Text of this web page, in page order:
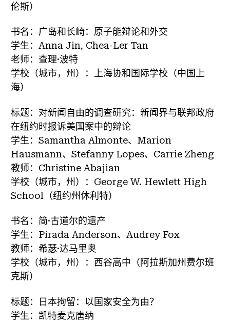
伦斯）
书名：广岛和长崎：原子能辩论和外交
学生：Anna Jin, Chea-Ler Tan
老师：查理·波特
学校（城市，州）：上海协和国际学校（中国上
海）
标题：对新闻自由的调查研究：新闻界与联邦政府
在纽约时报诉美国案中的辩论
学生：Samantha Almonte、Marion
Hausmann、Stefanny Lopes、Carrie Zheng
教师：Christine Abajian
学校（城市，州）：George W. Hewlett High
School（纽约州休利特）
书名：简·古道尔的遗产
学生：Pirada Anderson、Audrey Fox
教师：希瑟·达马里奥
学校（城市，州）：西谷高中（阿拉斯加州费尔班
克斯）
标题：日本拘留：以国家安全为由？
学生：凯特麦克唐纳